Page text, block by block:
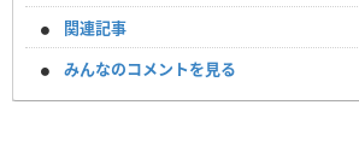
関連記事
みんなのコメントを見る